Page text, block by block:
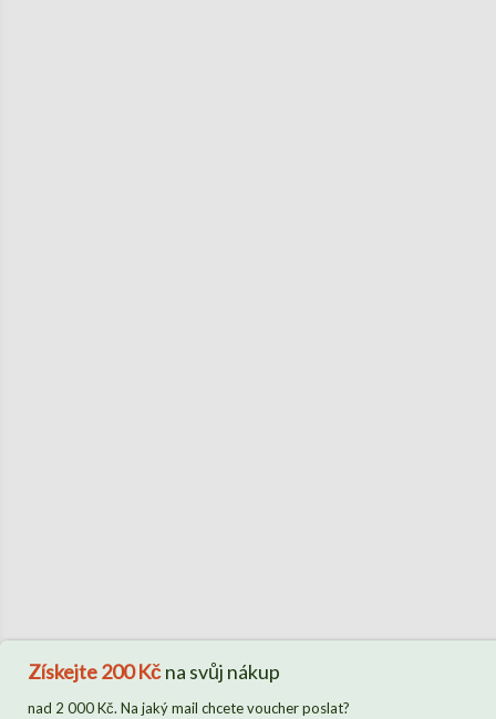
Získejte200 Kčna svůj nákup
nad 2 000 Kč. Na jaký mail chcete voucher poslat?